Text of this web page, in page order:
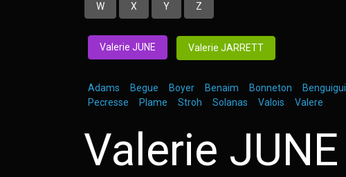
W X Y Z
Valerie JUNE Valerie JARRETT
Adams Begue Boyer Benaim Bonneton Benguigui
Pecresse
Plame Stroh Solanas Valois Valere
Valerie JUNE